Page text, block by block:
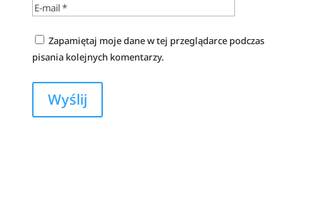
Zapamiętaj moje dane w tej przeglądarce podczas
pisania kolejnych komentarzy.